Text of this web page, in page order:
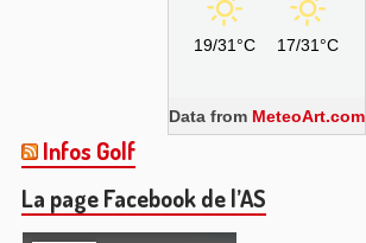
19/31°C 17/31°C
Data from MeteoArt.com
Infos Golf
La page Facebook de l’AS